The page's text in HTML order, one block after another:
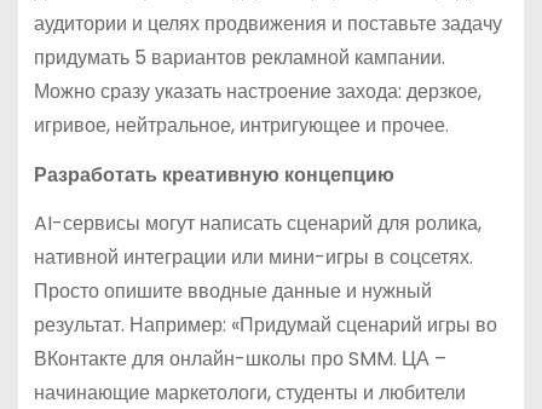
аудитории и целях продвижения и поставьте задачу
придумать 5 вариантов рекламной кампании.
Можно сразу указать настроение захода: дерзкое,
игривое, нейтральное, интригующее и прочее.
Разработать креативную концепцию
AI-сервисы могут написать сценарий для ролика,
нативной интеграции или мини-игры в соцсетях.
Просто опишите вводные данные и нужный
результат. Например: «Придумай сценарий игры во
ВКонтакте для онлайн-школы про SMM. ЦА –
начинающие маркетологи, студенты и любители